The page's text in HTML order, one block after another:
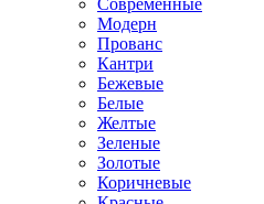
Современные
Модерн
Прованс
Кантри
Бежевые
Белые
Желтые
Зеленые
Золотые
Коричневые